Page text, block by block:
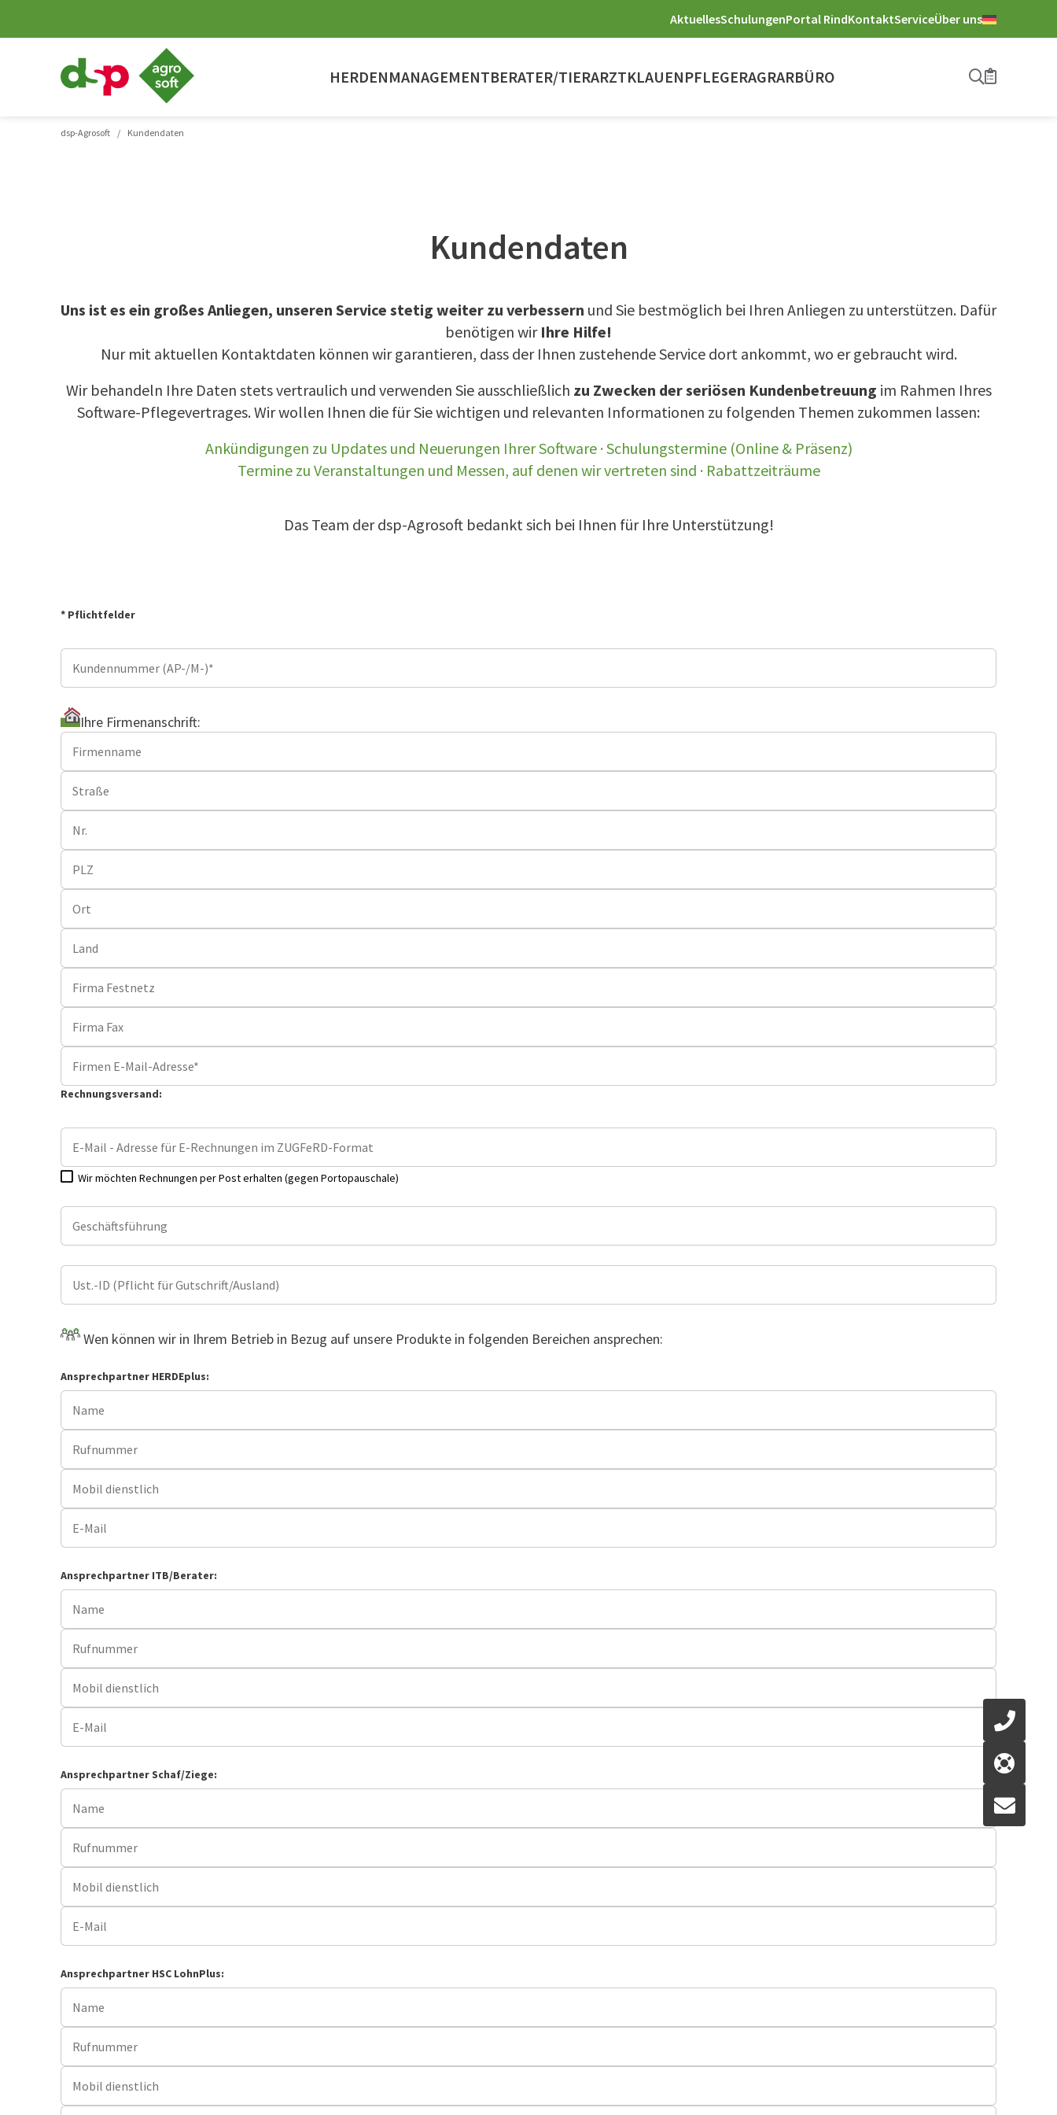
AktuellesSchulungenPortal RindKontaktServiceÜber uns
HERDENMANAGEMENTBERATER/TIERARZTKLAUENPFLEGERAGRARBÜRO Suche
Merkliste
dsp-Agrosoft / Kundendaten
Kundendaten
Uns ist es ein großes Anliegen, unseren Service stetig weiter zu verbessern und Sie bestmöglich bei Ihren Anliegen zu unterstützen. Dafür
benötigen wir Ihre Hilfe!
Nur mit aktuellen Kontaktdaten können wir garantieren, dass der Ihnen zustehende Service dort ankommt, wo er gebraucht wird.
Wir behandeln Ihre Daten stets vertraulich und verwenden Sie ausschließlich zu Zwecken der seriösen Kundenbetreuung im Rahmen Ihres
Software-Pflegevertrages. Wir wollen Ihnen die für Sie wichtigen und relevanten Informationen zu folgenden Themen zukommen lassen:
Ankündigungen zu Updates und Neuerungen Ihrer Software · Schulungstermine (Online & Präsenz)
Termine zu Veranstaltungen und Messen, auf denen wir vertreten sind · Rabattzeiträume
Das Team der dsp-Agrosoft bedankt sich bei Ihnen für Ihre Unterstützung!
* Pflichtfelder
Ihre Firmenanschrift:
Rechnungsversand:
Wir möchten Rechnungen per Post erhalten (gegen Portopauschale)
Wen können wir in Ihrem Betrieb in Bezug auf unsere Produkte in folgenden Bereichen ansprechen:
Ansprechpartner HERDEplus:
Ansprechpartner ITB/Berater:
Ansprechpartner Schaf/Ziege:
Ansprechpartner HSC LohnPlus: